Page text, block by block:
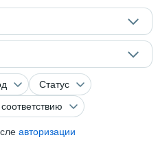
Статус
авторизации